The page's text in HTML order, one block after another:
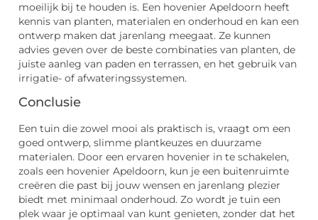
moeilijk bij te houden is. Een hovenier Apeldoorn heeft
kennis van planten, materialen en onderhoud en kan een
ontwerp maken dat jarenlang meegaat. Ze kunnen
advies geven over de beste combinaties van planten, de
juiste aanleg van paden en terrassen, en het gebruik van
irrigatie- of afwateringssystemen.
Conclusie
Een tuin die zowel mooi als praktisch is, vraagt om een
goed ontwerp, slimme plantkeuzes en duurzame
materialen. Door een ervaren hovenier in te schakelen,
zoals een hovenier Apeldoorn, kun je een buitenruimte
creëren die past bij jouw wensen en jarenlang plezier
biedt met minimaal onderhoud. Zo wordt je tuin een
plek waar je optimaal van kunt genieten, zonder dat het